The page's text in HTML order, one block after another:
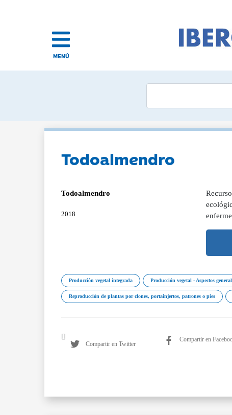
MENÚ
Todoalmendro
Todoalmendro
2018
Producción vegetal integrada Producción vegetal - Aspectos
Reproducción de plantas por clones, portainjertos, patrones o pies
Compartir en Twitter
Compartir en